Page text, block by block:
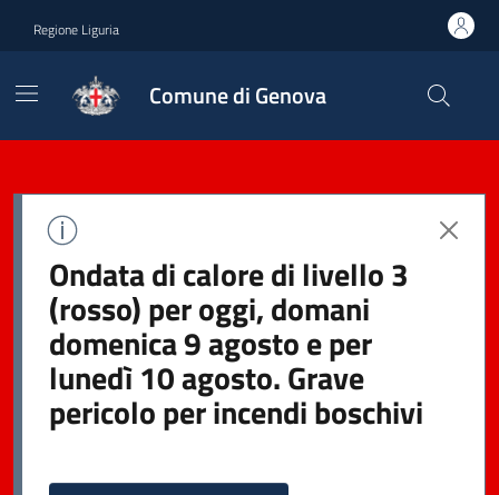
Regione Liguria
Comune di Genova
Ondata di calore di livello 3
(rosso) per oggi, domani
domenica 9 agosto e per
lunedì 10 agosto. Grave
pericolo per incendi boschivi